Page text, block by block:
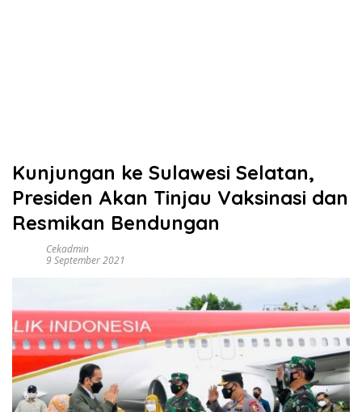
Kunjungan ke Sulawesi Selatan,
Presiden Akan Tinjau Vaksinasi dan
Resmikan Bendungan
Cekadmin
9 September 2021